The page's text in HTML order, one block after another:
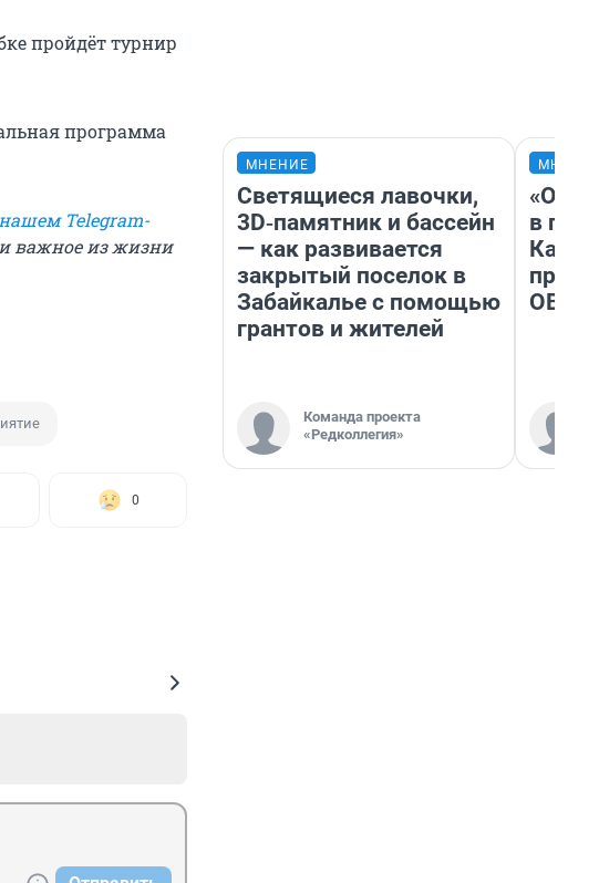
пройдёт турнир
программа
Telegram-
и важное из жизни
0
МНЕНИЕ
Светящиеся лавочки,
3D‑памятник и бассейн
— как развивается
закрытый поселок в
Забайкалье с помощью
грантов и жителей
Команда проекта
«Редколлегия»
в
Как в
ОВЗ